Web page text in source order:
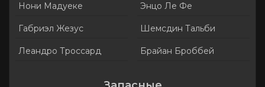
Нони Мадуеке
Габриэл Жезус
Леандро Троссард
Энцо Ле Фе
Шемсдин Тальби
Брайан Броббей